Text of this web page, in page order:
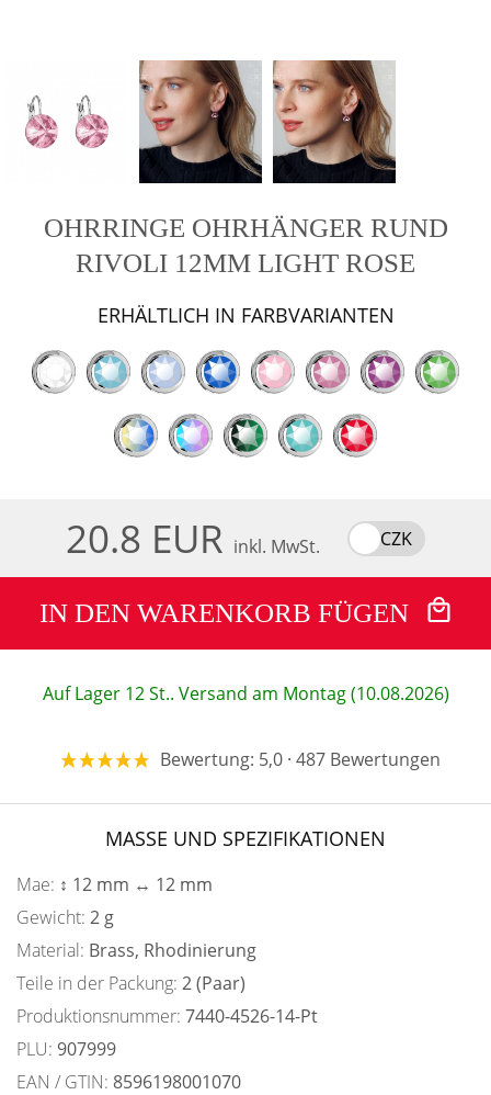
OHRRINGE OHRHÄNGER RUND
RIVOLI 12MM LIGHT ROSE
ERHÄLTLICH IN FARBVARIANTEN
20.8 EUR inkl. MwSt. CZK
IN DEN WARENKORB FÜGEN
Auf Lager 12 St.. Versand am Montag (10.08.2026)
Bewertung: 5,0 · 487 Bewertungen
MASSE UND SPEZIFIKATIONEN
Mae: ↕ 12 mm ↔ 12 mm
Gewicht: 2 g
Material: Brass, Rhodinierung
Teile in der Packung: 2 (Paar)
Produktionsnummer: 7440-4526-14-Pt
PLU: 907999
EAN / GTIN: 8596198001070